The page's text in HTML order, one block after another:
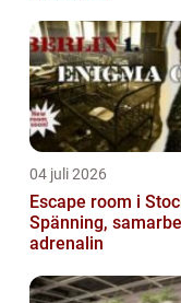
04 juli 2026
Escape room i
Spänning,
adrenalin